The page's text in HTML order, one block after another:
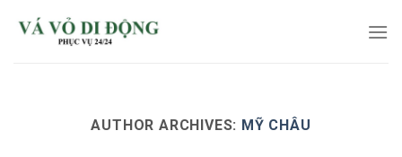
AUTHOR ARCHIVES: MỸ CHÂU